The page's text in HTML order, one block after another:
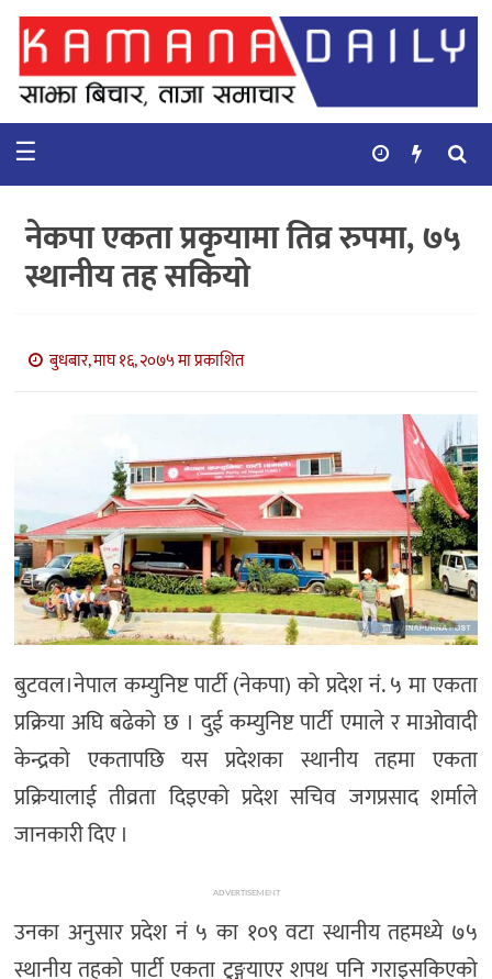
गृहपृष्ठ
समाचार
कुटनिती
कुराकानी
बाणिज्य
☰
नेकपा एकता प्रकृयामा तिव्र रुपमा, ७५
स्थानीय तह सकियो
बुधबार, माघ १६, २०७५ मा प्रकाशित
बुटवल।नेपाल कम्युनिष्ट पार्टी (नेकपा) को प्रदेश नं. ५ मा एकता
प्रक्रिया अघि बढेको छ । दुई कम्युनिष्ट पार्टी एमाले र माओवादी
केन्द्रको एकतापछि यस प्रदेशका स्थानीय तहमा एकता
प्रक्रियालाई तीव्रता दिइएको प्रदेश सचिव जगप्रसाद शर्माले
जानकारी दिए ।
ADVERTISEMENT
उनका अनुसार प्रदेश नं ५ का १०९ वटा स्थानीय तहमध्ये ७५
स्थानीय तहको पार्टी एकता टुङ्गयाएर शपथ पनि गराइसकिएको